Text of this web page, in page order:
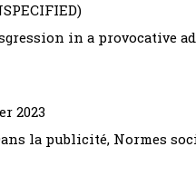
in a provocative
2023
la publicité, Normes